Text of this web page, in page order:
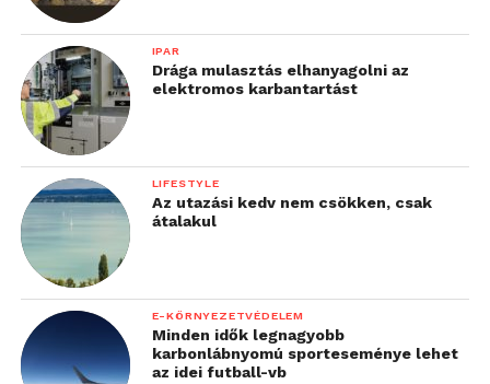
IPAR
Drága mulasztás elhanyagolni az
elektromos karbantartást
LIFESTYLE
Az utazási kedv nem csökken, csak
átalakul
E-KÖRNYEZETVÉDELEM
Minden idők legnagyobb
karbonlábnyomú sporteseménye lehet
az idei futball-vb